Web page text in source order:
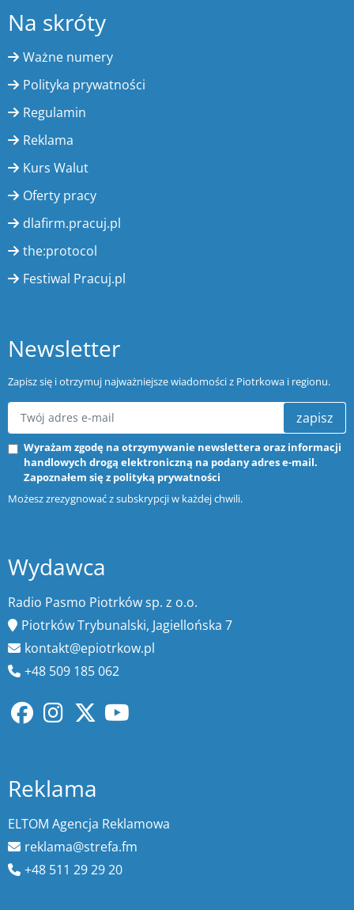
Na skróty
Ważne numery
Polityka prywatności
Regulamin
Reklama
Kurs Walut
Oferty pracy
dlafirm.pracuj.pl
the:protocol
Festiwal Pracuj.pl
Newsletter
Zapisz się i otrzymuj najważniejsze wiadomości z Piotrkowa i regionu.
zapisz
Wyrażam zgodę na otrzymywanie newslettera oraz informacji
handlowych drogą elektroniczną na podany adres e-mail.
Zapoznałem się z polityką prywatności
Możesz zrezygnować z subskrypcji w każdej chwili.
Wydawca
Radio Pasmo Piotrków sp. z o.o.
Piotrków Trybunalski, Jagiellońska 7
kontakt@epiotrkow.pl
+48 509 185 062
Reklama
ELTOM Agencja Reklamowa
reklama@strefa.fm
+48 511 29 29 20